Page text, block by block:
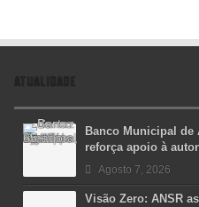
ATUALIDADE
Banco Municipal de
reforça apoio à
Agosto 7, 2026
Visão Zero: ANSR